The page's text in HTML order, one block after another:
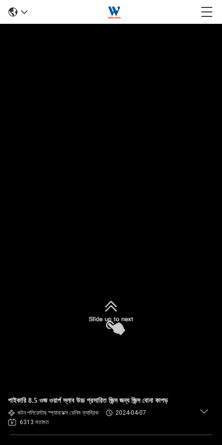
পাইকারি 8.5 ওজ ওয়ার্প স্লাব উচ্চ প্রসারিত জিন্স জন্য জিন্স বোনা কাপড়
কটন পলিয়েস্টার স্প্যানডেক্স ডেনিম ফ্যাব্রিক
2024-04-07
6313 মতামত